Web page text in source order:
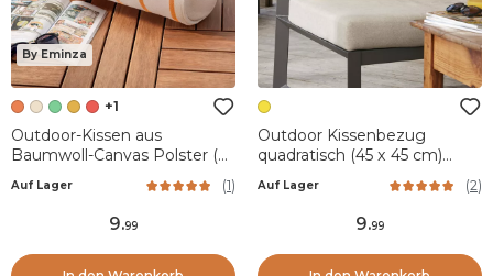
By Eminza
+1
Outdoor-Kissen aus
Baumwoll-Canvas Polster (45
Auf Lager (1)
9.99
Outdoor Kissenbezug
quadratisch (45 x 45 cm)
Auf Lager (2)
9.99